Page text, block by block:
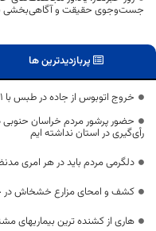
جست‌وجوی حقیقت و آگاهی‌بخشی به
پربازدیدترین ها
خروج اتوبوس از جاده در طبس با ۲۱ مسافر /پنج نفر مصدوم
حضور پرشور مردم خراسان
رأی‌گیری در استان نداشته ایم
دلگرمی مردم باید در هر امری
کشف و امحای مزارع خشخاش
هاری از کشنده ترین بیماریهای